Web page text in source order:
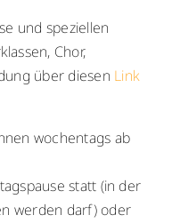
und speziellen
Chor,
über diesen Link
wochentags ab
statt (in der
werden darf) oder